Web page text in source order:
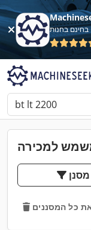
בחינם בחנות
מסנן
כל המסננים